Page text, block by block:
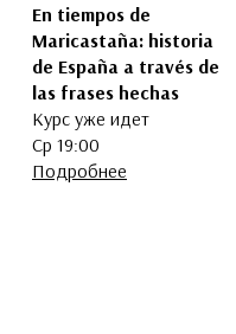
En tiempos de
Maricastaña: historia
de España a través de
las frases hechas
Курс уже идет
Ср 19:00
Подробнее